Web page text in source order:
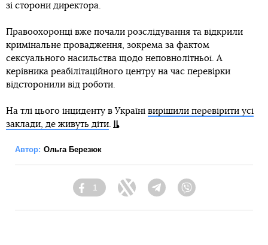
зі сторони директора.
Правоохоронці вже почали розслідування та відкрили
кримінальне провадження, зокрема за фактом
сексуального насильства щодо неповнолітньої. А
керівника реабілітаційного центру на час перевірки
відсторонили від роботи.
На тлі цього інциденту в Україні вирішили перевірити усі
заклади, де живуть діти.
Автор: Ольга Березюк
Facebook
1
Twitter Telegram